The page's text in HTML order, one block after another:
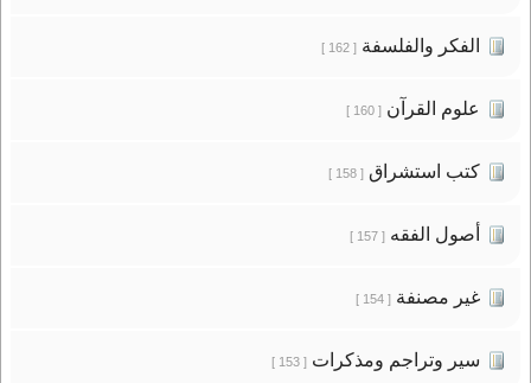
الفكر والفلسفة[ 162 ]
علوم القرآن[ 160 ]
كتب استشراق[ 158 ]
أصول الفقه[ 157 ]
غير مصنفة[ 154 ]
سير وتراجم ومذكرات[ 153 ]